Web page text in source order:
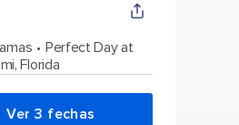
Perfect Day at
Florida
Ver 3 fechas